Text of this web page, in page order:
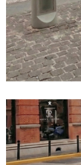
１．透過由恩沛科
易，需依本服務之
權轉讓予恩沛科技
２．關於個人資料
https://aftee.tw/
３．未成年的使用
「AFTEE先享後付
任。
時審查核予不同之
請求用戶進行身份
５．嚴禁一人註冊
恩沛科技股份有限
每筆NT$60，滿
外島宅配
每筆NT$255
國際配送